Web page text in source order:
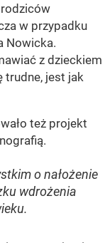
w przypadku
Nowicka.
z dzieckiem
trudne, jest jak
też projekt
o nałożenie
wdrożenia